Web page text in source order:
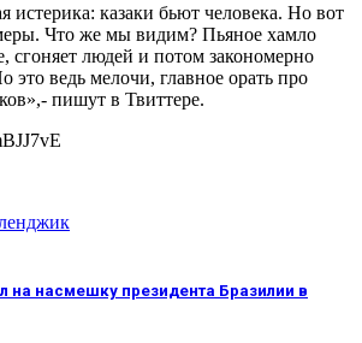
истерика: казаки бьют человека. Но вот
Что же мы видим? Пьяное хамло
сгоняет людей и потом закономерно
это ведь мелочи, главное орать про
пишут в Твиттере.
на насмешку президента Бразилии в